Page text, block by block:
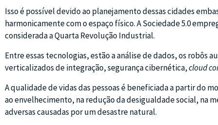
Isso é possível devido ao planejamento dessas cidades
harmonicamente com o espaço físico. A Sociedade 5.0
considerada a Quarta Revolução Industrial.
Entre essas tecnologias, estão a análise de dados, os robôs
verticalizados de integração, segurança cibernética,cloud
A qualidade de vidas das pessoas é beneficiada a partir do
ao envelhecimento, na redução da desigualdade social, na
adversas causadas por um desastre natural.